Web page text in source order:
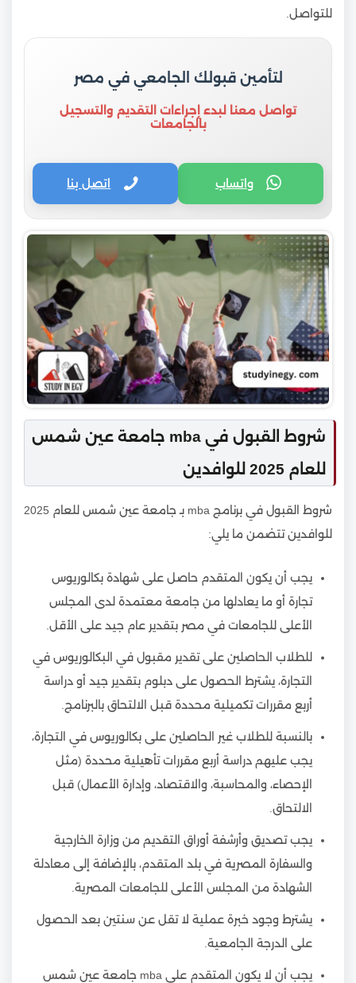
للتواصل.
لتأمين قبولك الجامعي في مصر
تواصل معنا لبدء إجراءات التقديم والتسجيل
بالجامعات
واتساب اتصل بنا
شروط القبول في mba جامعة عين شمس
للعام 2025 للوافدين
شروط القبول في برنامج mba بـ جامعة عين شمس للعام 2025
للوافدين تتضمن ما يلي:
يجب أن يكون المتقدم حاصل على شهادة بكالوريوس
تجارة أو ما يعادلها من جامعة معتمدة لدى المجلس
الأعلى للجامعات في مصر بتقدير عام جيد على الأقل.
للطلاب الحاصلين على تقدير مقبول في البكالوريوس في
التجارة، يشترط الحصول على دبلوم بتقدير جيد أو دراسة
أربع مقررات تكميلية محددة قبل الالتحاق بالبرنامج.
بالنسبة للطلاب غير الحاصلين على بكالوريوس في التجارة،
يجب عليهم دراسة أربع مقررات تأهيلية محددة (مثل
الإحصاء، والمحاسبة، والاقتصاد، وإدارة الأعمال) قبل
الالتحاق.
يجب تصديق وأرشفة أوراق التقديم من وزارة الخارجية
والسفارة المصرية في بلد المتقدم، بالإضافة إلى معادلة
الشهادة من المجلس الأعلى للجامعات المصرية.
يشترط وجود خبرة عملية لا تقل عن سنتين بعد الحصول
على الدرجة الجامعية.
يجب أن لا يكون المتقدم على mba جامعة عين شمس